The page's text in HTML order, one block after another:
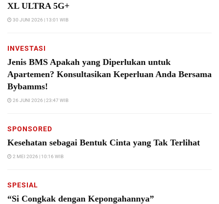
XL ULTRA 5G+
30 JUNI 2026 | 13:01 WIB
INVESTASI
Jenis BMS Apakah yang Diperlukan untuk
Apartemen? Konsultasikan Keperluan Anda Bersama
Bybamms!
26 JUNI 2026 | 23:47 WIB
SPONSORED
Kesehatan sebagai Bentuk Cinta yang Tak Terlihat
2 MEI 2026 | 10:16 WIB
SPESIAL
“Si Congkak dengan Kepongahannya”